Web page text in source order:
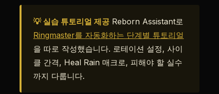
💡 실습 튜토리얼 제공 Reborn Assistant로
Ringmaster를 자동화하는 단계별 튜토리얼
을 따로 작성했습니다. 로테이션 설정, 사이
클 간격, Heal Rain 매크로, 피해야 할 실수
까지 다룹니다.